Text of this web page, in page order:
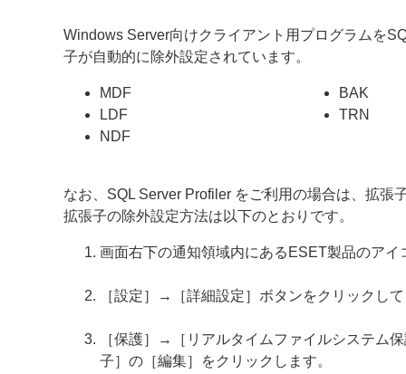
Windows Server向けクライアント用プログラムを
子が自動的に除外設定されています。
MDF
LDF
NDF
BAK
TRN
なお、SQL Server Profiler をご利用の場合は、拡張
拡張子の除外設定方法は以下のとおりです。
画面右下の通知領域内にあるESET製品のア
［設定］→［詳細設定］ボタンをクリックし
［保護］→［リアルタイムファイルシステム
子］の［編集］をクリックします。